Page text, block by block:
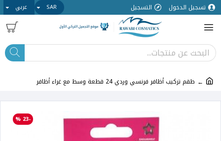
تسجيل الدخول التسجيل SAR عربي
طقم تركيب أظافر فرنسي وردي 24 قطعة وسط مع غراء أظافر
-23 %